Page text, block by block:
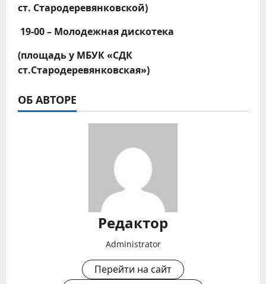
ст. Стародеревянковской)
19-00 – Молодежная дискотека
(площадь у МБУК «СДК
ст.Стародеревянковская»)
ОБ АВТОРЕ
Редактор
Administrator
Перейти на сайт